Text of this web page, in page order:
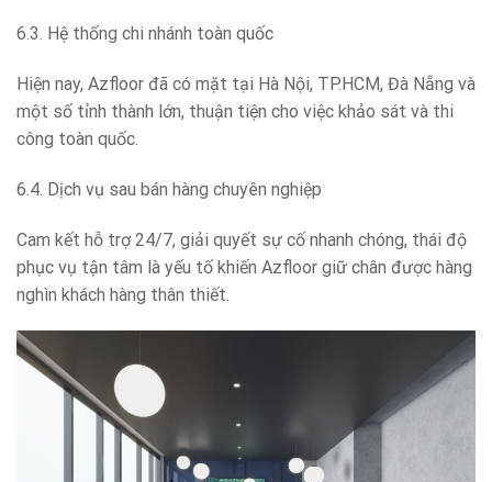
6.3. Hệ thống chi nhánh toàn quốc
Hiện nay, Azfloor đã có mặt tại Hà Nội, TP.HCM, Đà Nẵng và
một số tỉnh thành lớn, thuận tiện cho việc khảo sát và thi
công toàn quốc.
6.4. Dịch vụ sau bán hàng chuyên nghiệp
Cam kết hỗ trợ 24/7, giải quyết sự cố nhanh chóng, thái độ
phục vụ tận tâm là yếu tố khiến Azfloor giữ chân được hàng
nghìn khách hàng thân thiết.